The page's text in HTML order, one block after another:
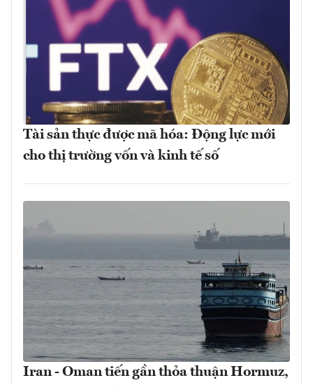
Tài sản thực được mã hóa: Động lực mới
cho thị trường vốn và kinh tế số
Iran - Oman tiến gần thỏa thuận Hormuz,